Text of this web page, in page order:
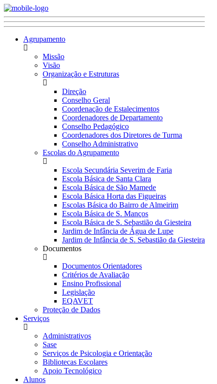
Agrupamento
Missão
Visão
Organização e Estruturas
Direção
Conselho Geral
Coordenação de Estalecimentos
Coordenadores de Departamento
Conselho Pedagógico
Coordenadores dos Diretores de Turma
Conselho Administrativo
Escolas do Agrupamento
Escola Secundária Severim de Faria
Escola Básica de Santa Clara
Escola Básica de São Mamede
Escola Básica Horta das Figueiras
Escolas Básica do Bairro de Almeirim
Escola Básica de S. Manços
Escola Básica de S. Sebastião da Giesteira
Jardim de Infância de Água de Lupe
Jardim de Infância de S. Sebastião da Giesteira
Documentos
Documentos Orientadores
Critérios de Avaliação
Ensino Profissional
Legislação
EQAVET
Proteção de Dados
Serviços
Administrativos
Sase
Serviços de Psicologia e Orientação
Bibliotecas Escolares
Apoio Tecnológico
Alunos